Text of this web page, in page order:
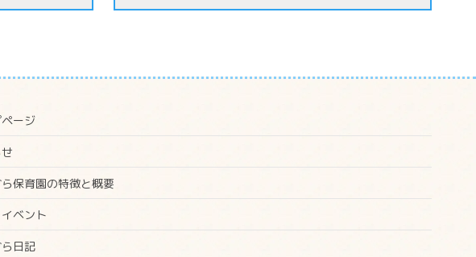
ージ
保育園の特徴と概要
ベント
日記